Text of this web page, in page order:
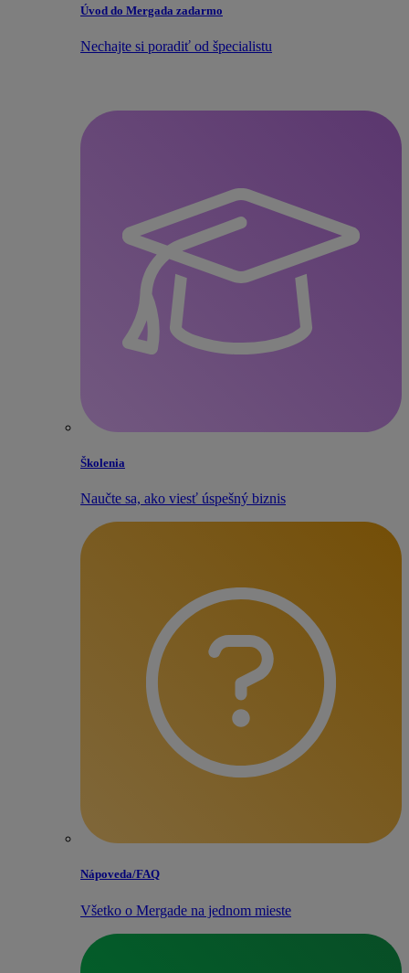
Úvod do Mergada zadarmo
Nechajte si poradiť od špecialistu
Školenia
Naučte sa, ako viesť úspešný biznis
Nápoveda/​FAQ
Všetko o Mergade na jednom mieste